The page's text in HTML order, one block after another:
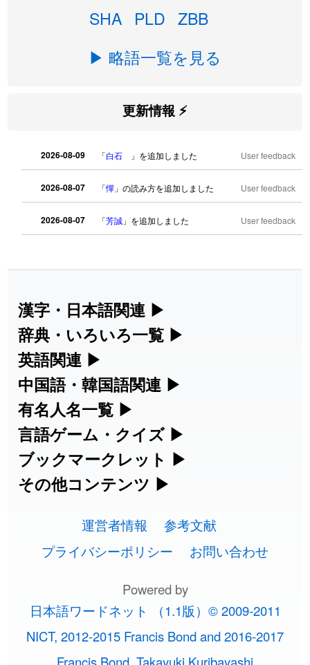
SHA PLD ZBB
▶ 略語一覧を見る
更新情報 ⚡
2026-08-09 「白石 」を追加しました User feedback
2026-08-07 「憚 」の読み方を追加しました User feedback
2026-08-07 「芳誠 」を追加しました User feedback
2026-08-06 「 啗 」のイメージを追加しました
2026-08-06 「
2026-08-06
2026-08-06 旅行客 」のイメージを追加しました
2026-08-06 「胆石」のイメージを追加しました
2026-08-06 「下取 」のイメージを追加しました
2026-08-06 「無性」のイメージを追加しました
2026-08-06 「 」のイメージを追加しました User feedback
」のイメージを追加しました
2026-08-06 「大筋 」のイメージを追加しました User feedback
漢字・日本語関連 ▶
漢字の読み方検索、手書き入力、書き順
練習など、日本語学習に役立つツールを
集めています。
人名漢字辞典 - 読み方検索
手書き漢字入力
漢字の書き方・書き順 書き取り練習
ひらがなの書き方・書き順
カタカナの書き方・書き順
スラングの意味・語源・例文・英語・
類語・反対語辞書
辞典・いろいろ一覧 ▶
部首・画数別の漢字一覧、熟語辞典、地
名・駅名検索など、各種リファレンスツ
ールです。
部首画数別漢字一覧
常用漢字一覧
画数別なまえ漢字一覧
名前イメージイラスト一覧
イメージ・印象から漢字や熟語を探す
英語関連 ▶
カタカナ語・略語の意味検索、発音記
号、リスニング練習など英語学習ツール
です。
カタカナ語の意味・発音・類語辞典
英語の発音記号一覧
英単語リスニングテスト
英語の意味・発音の違い
略語の正式名称・意味・発音辞典
中国語・韓国語関連 ▶
中国語のピンイン変換、韓国語の手書き
入力など、アジア言語学習ツールです。
手書き中国語入力 変換ツール
韓国語手書き入力
外国語翻訳ツール
有名人名一覧 ▶
海外セレブやスポーツ選手の名前の読み
方・発音を確認できます。
海外有名人の苗字・名前一覧と発音
プレミアリーグ選手名一覧
WEリーグ選手名一覧
東京オリンピック選手名一覧
言語ゲーム・クイズ ▶
四字熟語パズルや漢字クイズなど、楽し
みながら学べるゲームです。
有名人名前読みクイズ（毎日更新）
四字熟語デイリー穴埋めクイズ（毎日
更新）
四字熟語パズルゲーム
ブックマークレット ▶
ブラウザに登録して、どのサイトからで
す。
漢字読み方検索ブックマークレット
英語・カタカナ語意味検索ブックマー
クレット
その他コンテンツ ▶
その他の便利ツールです。
絵文字の意味と使い方
トレンドワード・イメージギャラリ
ー
運営者情報
参考文献
プライバシーポリシー
お問い合わせ
Powered by
日本語ワードネット （1.1版）© 2009-2011
NICT, 2012-2015 Francis Bond and 2016-2017